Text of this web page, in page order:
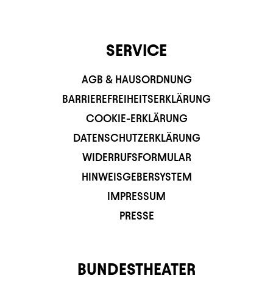
SERVICE
AGB & HAUSORDNUNG
BARRIEREFREIHEITSERKLÄRUNG
COOKIE-ERKLÄRUNG
DATENSCHUTZERKLÄRUNG
WIDERRUFSFORMULAR
HINWEISGEBERSYSTEM
IMPRESSUM
PRESSE
BUNDESTHEATER